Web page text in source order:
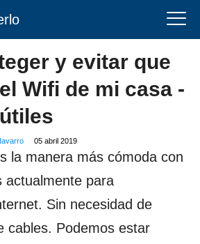
y evitar que
Wifi de mi casa -
05 abril 2019
la manera más cómoda con
actualmente para
Sin necesidad de
cables. Podemos estar